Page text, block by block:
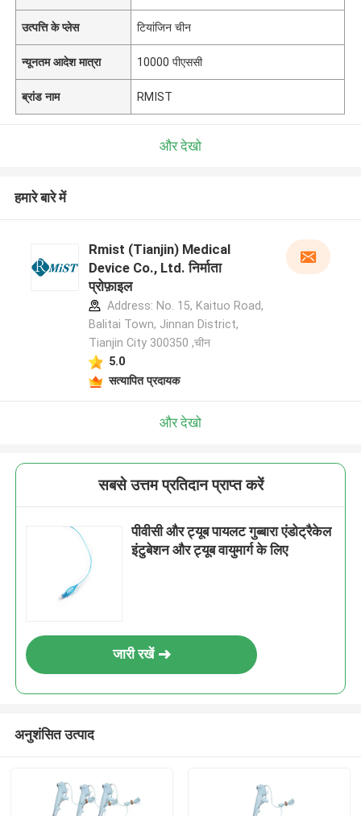
उत्पत्ति के प्लेस टियांजिन चीन
न्यूनतम आदेश मात्रा 10000 पीएससी
ब्रांड नाम RMIST
और देखो
हमारे बारे में
Rmist (Tianjin) Medical
Device Co., Ltd. निर्माता
प्रोफ़ाइल
Address: No. 15, Kaituo Road,
Balitai Town, Jinnan District,
Tianjin City 300350 ,चीन
5.0
सत्यापित प्रदायक
और देखो
सबसे उत्तम प्रतिदान प्राप्त करें
पीवीसी और ट्यूब पायलट गुब्बारा एंडोट्रैकेल
इंटुबेशन और ट्यूब वायुमार्ग के लिए
जारी रखें
अनुशंसित उत्पाद